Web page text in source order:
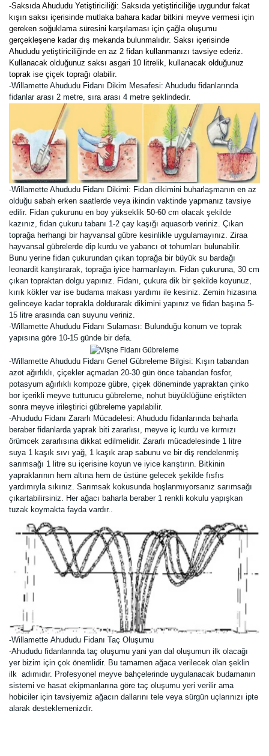
-Saksıda Ahududu Yetiştiriciliği: Saksıda yetiştiriciliğe uygundur fakat
kışın saksı içerisinde mutlaka bahara kadar bitkini meyve vermesi için
gereken soğuklama süresini karşılaması için çağla oluşumu
gerçekleşene kadar dış mekanda bulunmalıdır. Saksı içerisinde
Ahududu yetiştiriciliğinde en az 2 fidan kullanmanızı tavsiye ederiz.
Kullanacak olduğunuz saksı asgari 10 litrelik, kullanacak olduğunuz
toprak ise çiçek toprağı olabilir.
-Willamette Ahududu Fidanı Dikim Mesafesi: Ahududu fidanlarında
fidanlar arası 2 metre, sıra arası 4 metre şeklindedir.
-Willamette Ahududu Fidanı Dikimi: Fidan dikimini buharlaşmanın en az
olduğu sabah erken saatlerde veya ikindin vaktinde yapmanız tavsiye
edilir. Fidan çukurunu en boy yükseklik 50-60 cm olacak şekilde
kazınız, fidan çukuru tabanı 1-2 çay kaşığı aquasorb veriniz. Çıkan
toprağa herhangi bir hayvansal gübre kesinlikle uygulamayınız. Ziraa
hayvansal gübrelerde dip kurdu ve yabancı ot tohumları bulunabilir.
Bunu yerine fidan çukurundan çıkan toprağa bir büyük su bardağı
leonardit karıştırarak, toprağa iyice harmanlayın. Fidan çukuruna, 30 cm
çıkan topraktan dolgu yapınız. Fidanı, çukura dik bir şekilde koyunuz,
kırık kökler var ise budama makası yardımı ile kesiniz. Zemin hizasına
gelinceye kadar toprakla doldurarak dikimini yapınız ve fidan başına 5-
15 litre arasında can suyunu veriniz.
-Willamette Ahududu Fidanı Sulaması: Bulunduğu konum ve toprak
yapısına göre 10-15 günde bir defa.
-Willamette Ahududu Fidanı Genel Gübreleme Bilgisi: Kışın tabandan
azot ağırlıklı, çiçekler açmadan 20-30 gün önce tabandan fosfor,
potasyum ağırlıklı kompoze gübre, çiçek döneminde yapraktan çinko
bor içerikli meyve tutturucu gübreleme, nohut büyüklüğüne eriştikten
sonra meyve irileştirici gübreleme yapılabilir.
-Ahududu Fidanı Zararlı Mücadelesi: Ahududu fidanlarında baharla
beraber fidanlarda yaprak biti zararlısı, meyve iç kurdu ve kırmızı
örümcek zararlısına dikkat edilmelidir. Zararlı mücadelesinde 1 litre
suya 1 kaşık sıvı yağ, 1 kaşık arap sabunu ve bir diş rendelenmiş
sarımsağı 1 litre su içerisine koyun ve iyice karıştırın. Bitkinin
yapraklarının hem altına hem de üstüne gelecek şekilde fısfıs
yardımıyla sıkınız. Sarımsak kokusunda hoşlanmıyorsanız sarımsağı
çıkartabilirsiniz. Her ağacı baharla beraber 1 renkli kokulu yapışkan
tuzak koymakta fayda vardır..
-Willamette Ahududu Fidanı Taç Oluşumu
-Ahududu fidanlarında taç oluşumu yani yan dal oluşumun ilk olacağı
yer bizim için çok önemlidir. Bu tamamen ağaca verilecek olan şeklin
ilk adımıdır. Profesyonel meyve bahçelerinde uygulanacak budamanın
sistemi ve hasat ekipmanlarına göre taç oluşumu yeri verilir ama
hobiciler için tavsiyemiz ağacın dallarını tele veya sürgün uçlarınızı ipte
alarak desteklemenizdir.